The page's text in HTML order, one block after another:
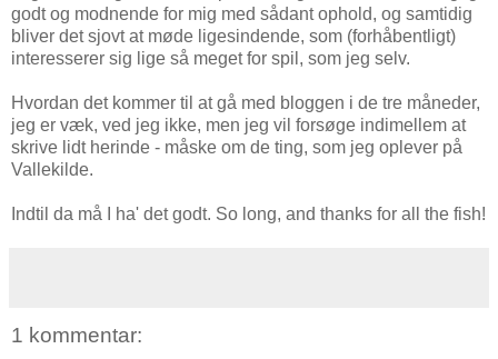
godt og modnende for mig med sådant ophold, og samtidig
bliver det sjovt at møde ligesindende, som (forhåbentligt)
interesserer sig lige så meget for spil, som jeg selv.
Hvordan det kommer til at gå med bloggen i de tre måneder,
jeg er væk, ved jeg ikke, men jeg vil forsøge indimellem at
skrive lidt herinde - måske om de ting, som jeg oplever på
Vallekilde.
Indtil da må I ha' det godt. So long, and thanks for all the fish!
1 kommentar: